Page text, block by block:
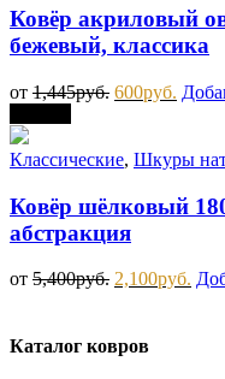
Ковёр акриловый
бежевый, классика
от 1,445руб. 600руб.
Классические, Шкуры
Ковёр шёлковый
абстракция
от 5,400руб. 2,100руб.
Каталог ковров